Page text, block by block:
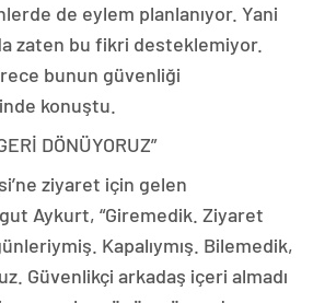
de eylem planlanıyor. Yani
zaten bu fikri desteklemiyor.
bunun güvenliği
konuştu.
DÖNÜYORUZ”
ziyaret için gelen
Aykurt, “Giremedik. Ziyaret
Kapalıymış. Bilemedik,
Güvenlikçi arkadaş içeri almadı